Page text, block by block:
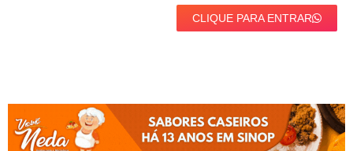
CLIQUE PARA ENTRAR